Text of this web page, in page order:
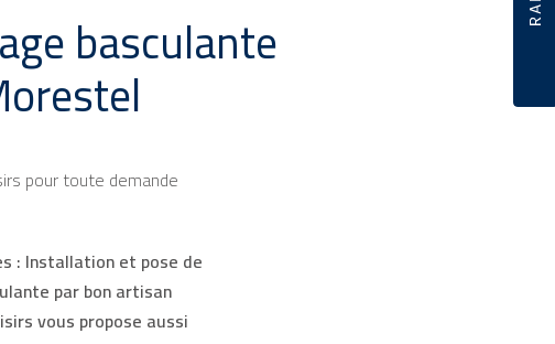
basculante
pour toute demande
:Installation et pose de
par bon artisan
vous propose aussi